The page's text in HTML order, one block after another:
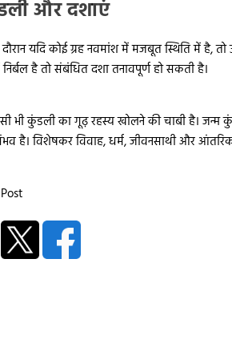
और दशाएं
यदि कोई ग्रह नवमांश में मजबूत स्थिति में है,
है तो संबंधित दशा तनावपूर्ण हो सकती है।
भी कुंडली का गूढ़ रहस्य खोलने की चाबी है। जन्म
है। विशेषकर विवाह, धर्म, जीवनसाथी और